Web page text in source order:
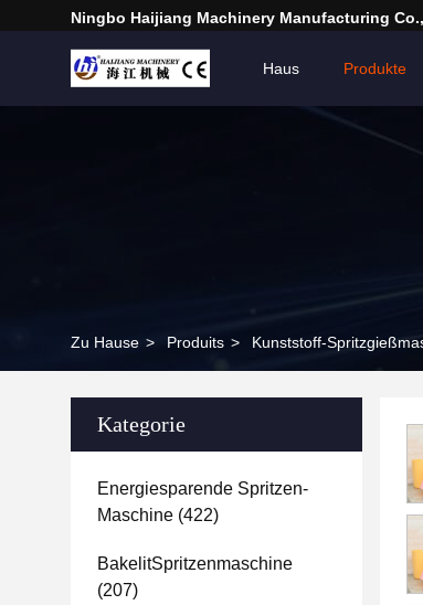
Ningbo Haijiang Machinery Manufacturing
Haus Produkte
Zu Hause > Produits > Kunststoff-
Kategorie
Energiesparende Spritzen-
Maschine (422)
BakelitSpritzenmaschine
(207)